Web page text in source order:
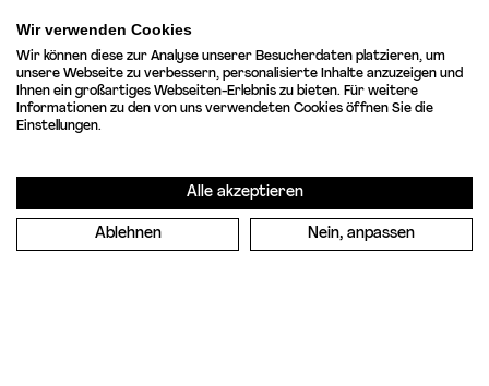
Wir verwenden Cookies
Wir können diese zur Analyse unserer Besucherdaten platzieren, um
unsere Webseite zu verbessern, personalisierte Inhalte anzuzeigen und
Ihnen ein großartiges Webseiten-Erlebnis zu bieten. Für weitere
Informationen zu den von uns verwendeten Cookies öffnen Sie die
Einstellungen.
Alle akzeptieren
Ablehnen Nein, anpassen